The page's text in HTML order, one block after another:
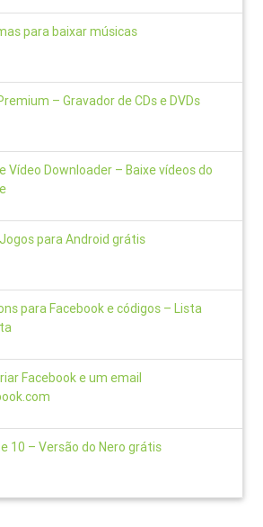
para baixar músicas
– Gravador de CDs e DVDs
Vídeo Downloader – Baixe vídeos do
para Android grátis
para Facebook e códigos – Lista
Facebook e um email
10 – Versão do Nero grátis